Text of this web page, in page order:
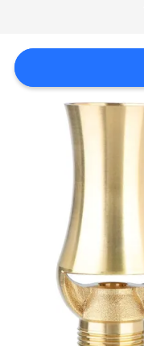
PRIVACY
POLICY